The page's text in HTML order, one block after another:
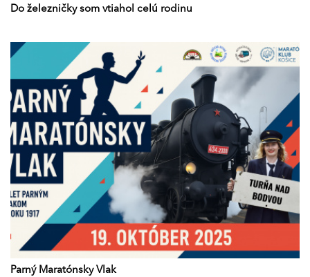
Do železničky som vtiahol celú rodinu
Parný Maratónsky Vlak